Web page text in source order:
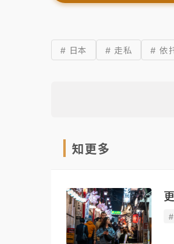
# 日本 # 走私 # 依
知更多